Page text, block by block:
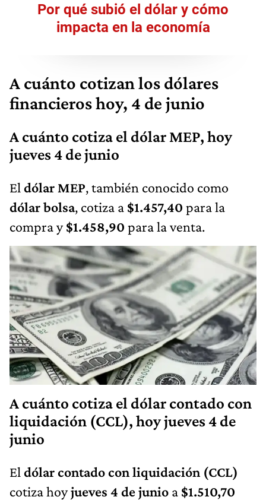
Por qué subió el dólar y cómo
impacta en la economía
A cuánto cotizan los dólares
financieros hoy, 4 de junio
A cuánto cotiza el dólar MEP, hoy
jueves 4 de junio
El dólar MEP, también conocido como
dólar bolsa, cotiza a $1.457,40 para la
compra y$1.458,90 para la venta.
A cuánto cotiza el dólar contado con
liquidación (CCL), hoy jueves 4 de
junio
El dólar contado con liquidación (CCL)
cotiza hoyjueves 4 de junio a $1.510,70